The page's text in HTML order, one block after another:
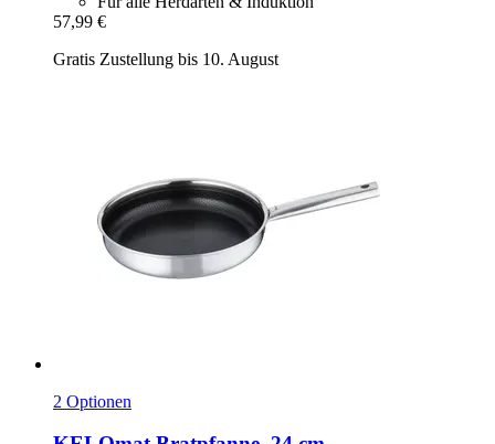
57,99 €
Gratis Zustellung bis 10. August
2 Optionen